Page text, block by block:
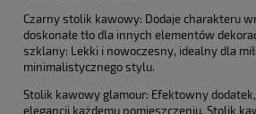
Czarny stolik kawowy: Dodaje charakteru
doskonałe tło dla innych elementów
szklany: Lekki i nowoczesny, idealny dla
minimalistycznego stylu.
Stolik kawowy glamour: Efektowny
elegancji każdemu pomieszczeniu. Stolik